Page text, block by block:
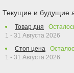
Текущие и будущие
Товар дня
1 - 31 Августа 2026
Стоп цена
1 - 31 Августа 2026